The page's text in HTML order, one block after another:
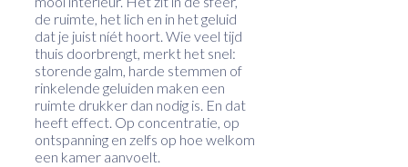
de ruimte, het lich en in het geluid
dat je juist níét hoort. Wie veel tijd
thuis doorbrengt, merkt het snel:
storende galm, harde stemmen of
rinkelende geluiden maken een
ruimte drukker dan nodig is. En dat
heeft effect. Op concentratie, op
ontspanning en zelfs op hoe welkom
een kamer aanvoelt.